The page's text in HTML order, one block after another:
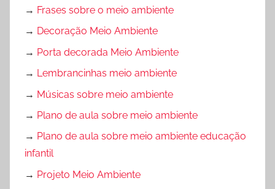
→ Frases sobre o meio ambiente
→ Decoração Meio Ambiente
→ Porta decorada Meio Ambiente
→ Lembrancinhas meio ambiente
→ Músicas sobre meio ambiente
→ Plano de aula sobre meio ambiente
→ Plano de aula sobre meio ambiente educação
infantil
→ Projeto Meio Ambiente